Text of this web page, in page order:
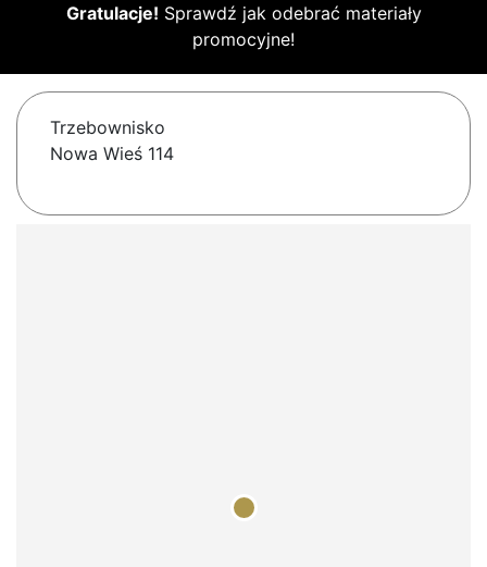
Gratulacje! Sprawdź jak odebrać materiały
promocyjne!
Trzebownisko
Nowa Wieś 114